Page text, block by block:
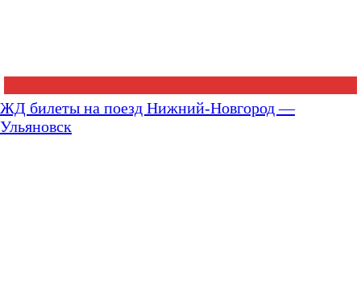
ЖД билеты на поезд Нижний-Новгород —
Ульяновск